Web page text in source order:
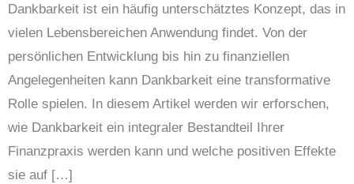
Dankbarkeit ist ein häufig unterschätztes Konzept, das in
vielen Lebensbereichen Anwendung findet. Von der
persönlichen Entwicklung bis hin zu finanziellen
Angelegenheiten kann Dankbarkeit eine transformative
Rolle spielen. In diesem Artikel werden wir erforschen,
wie Dankbarkeit ein integraler Bestandteil Ihrer
Finanzpraxis werden kann und welche positiven Effekte
sie auf […]